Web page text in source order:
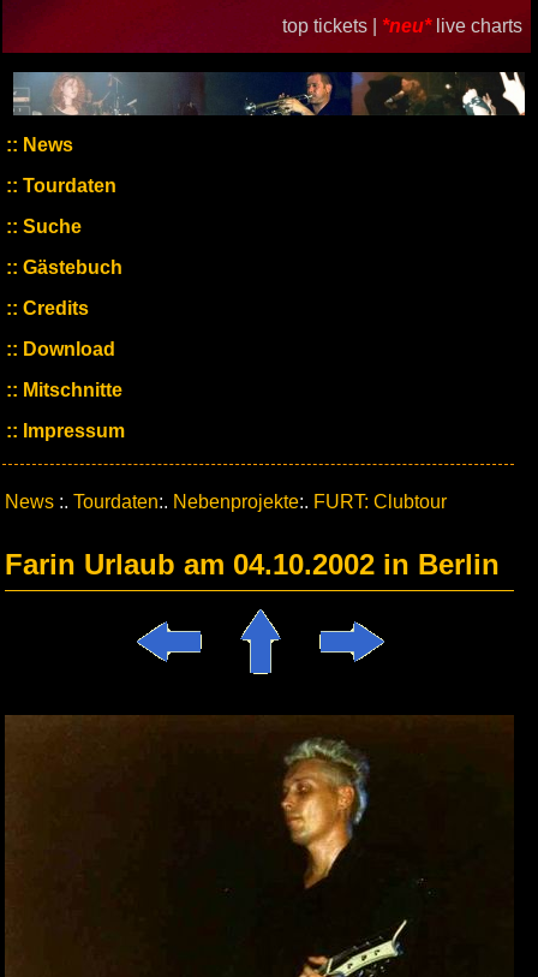
top tickets | *neu* live charts
News
Tourdaten
Suche
Gästebuch
Credits
Download
Mitschnitte
Impressum
News :. Tourdaten:. Nebenprojekte:. FURT: Clubtour
Farin Urlaub am 04.10.2002 in Berlin